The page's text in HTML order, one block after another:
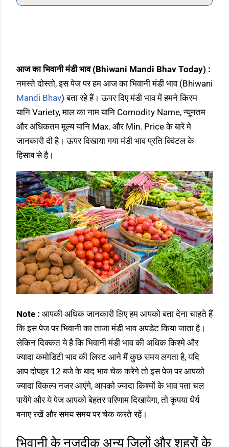
आज का भिवानी मंडी भाव (Bhiwani Mandi Bhav Today) :
नमस्ते दोस्तो, इस पेज पर हम आज का भिवानी मंडी भाव (Bhiwani
Mandi Bhav) बता रहे हैं। ऊपर दिए मंडी भाव में हमने किस्म
यानि Variety, माल का नाम यानि Comodity Name, न्यूनतम
और अधिकतम मूल्य यानि Max. और Min. Price के बारे मे
जानकारी दी है। ऊपर दिखाया गया मंडी भाव प्रति क्विंटल के
हिसाब से है।
Note : आपकी अधिक जानकारी लिए हम आपको बता देना चाहते हैं
कि इस पेज पर भिवानी का ताजा मंडी भाव अपडेट किया जाता है।
लेकिन दिक्कत ये है कि भिवानी मंडी भाव की अधिक किश्मे और
ज्यादा कमोडिटी भाव की लिस्ट आने मैं कुछ समय लगता है, यदि
आप दोपहर 12 बजे के बाद भाव चेक करेगे तो इस पेज पर आपको
ज्यादा विकल्प नजर आएंगे, आपको ज्यादा किश्मों के भाव पता चल
पायेंगे और ये पेज आपको बेहतर परिणाम दिखायेगा, तो कृपया धैर्य
बनाए रखें और समय समय पर चेक करते रहें।
भिवानी के नजदीक अन्य जिलों और शहरों के